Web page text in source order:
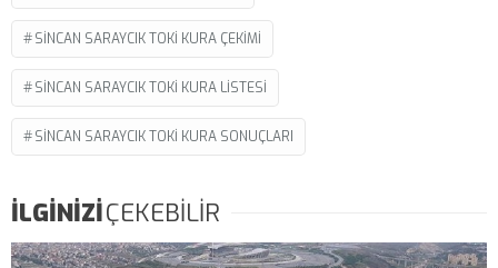
SINCAN SARAYCIK TOKI KURA ÇEKIMI
SINCAN SARAYCIK TOKI KURA LISTESI
SINCAN SARAYCIK TOKI KURA SONUÇLARI
İLGİNİZİÇEKEBİLİR